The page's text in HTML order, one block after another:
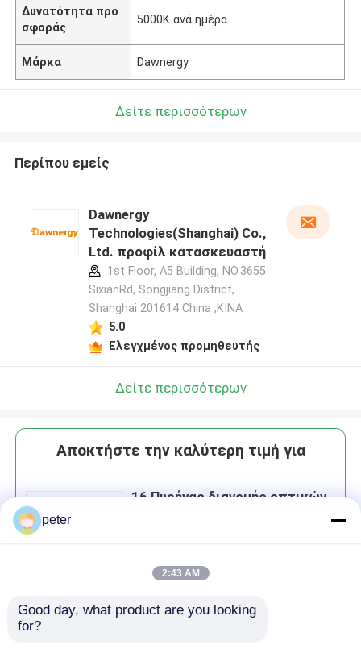
Δυνατότητα προ
σφοράς
5000K ανά ημέρα
Μάρκα Dawnergy
Δείτε περισσότερων
Περίπου εμείς
Dawnergy
Technologies(Shanghai) Co.,
Ltd. προφίλ κατασκευαστή
1st Floor, A5 Building, NO.3655
SixianRd, Songjiang District,
Shanghai 201614 China ,ΚΙΝΑ
5.0
Ελεγχμένος προμηθευτής
Δείτε περισσότερων
Αποκτήστε την καλύτερη τιμή για
16 Πυρήνας διανομής οπτικών
Να συνεχίσει
peter
2:43 AM
Good day, what product are you looking
for?